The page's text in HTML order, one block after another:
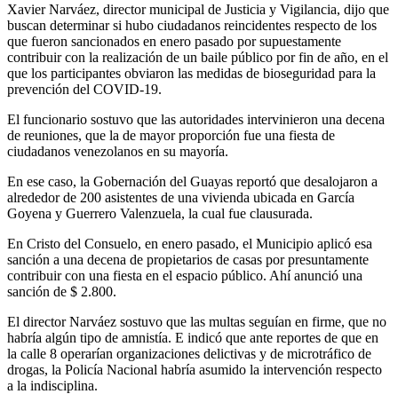
Xavier Narváez, director municipal de Justicia y Vigilancia, dijo que
buscan determinar si hubo ciudadanos reincidentes respecto de los
que fueron sancionados en enero pasado por supuestamente
contribuir con la realización de un baile público por fin de año, en el
que los participantes obviaron las medidas de bioseguridad para la
prevención del COVID-19.
El funcionario sostuvo que las autoridades intervinieron una decena
de reuniones, que la de mayor proporción fue una fiesta de
ciudadanos venezolanos en su mayoría.
En ese caso, la Gobernación del Guayas reportó que desalojaron a
alrededor de 200 asistentes de una vivienda ubicada en García
Goyena y Guerrero Valenzuela, la cual fue clausurada.
En Cristo del Consuelo, en enero pasado, el Municipio aplicó esa
sanción a una decena de propietarios de casas por presuntamente
contribuir con una fiesta en el espacio público. Ahí anunció una
sanción de $ 2.800.
El director Narváez sostuvo que las multas seguían en firme, que no
habría algún tipo de amnistía. E indicó que ante reportes de que en
la calle 8 operarían organizaciones delictivas y de microtráfico de
drogas, la Policía Nacional habría asumido la intervención respecto
a la indisciplina.